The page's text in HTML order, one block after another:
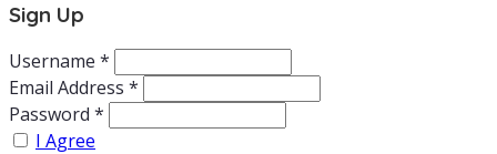
Sign Up
Username *
Email Address *
Password *
I Agree